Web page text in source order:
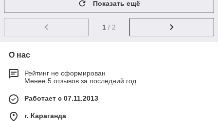
Показать ещё
1 / 2
О нас
Рейтинг не сформирован
Менее 5 отзывов за последний год
Работает с 07.11.2013
г. Караганда